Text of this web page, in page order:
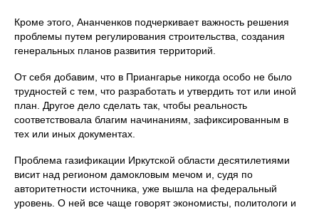
Кроме этого, Ананченков подчеркивает важность решения
проблемы путем регулирования строительства, создания
генеральных планов развития территорий.
От себя добавим, что в Приангарье никогда особо не было
трудностей с тем, что разработать и утвердить тот или иной
план. Другое дело сделать так, чтобы реальность
соответствовала благим начинаниям, зафиксированным в
тех или иных документах.
Проблема газификации Иркутской области десятилетиями
висит над регионом дамокловым мечом и, судя по
авторитетности источника, уже вышла на федеральный
уровень. О ней все чаще говорят экономисты, политологи и